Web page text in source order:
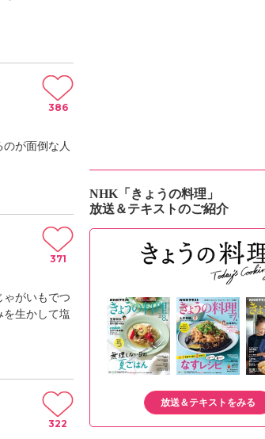
のが面倒な人
386
ゃがいもでつ
を生かして塩
371
322
NHK「きょうの料理」
放送＆テキストのご紹介
放送＆テキストをみる